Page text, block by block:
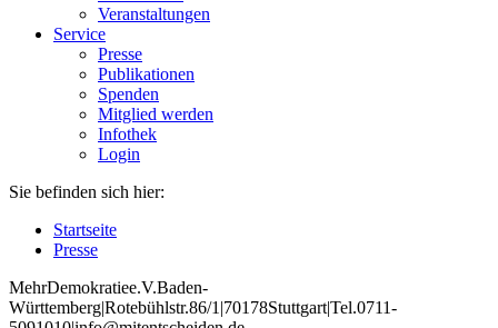
Veranstaltungen
Service
Presse
Publikationen
Spenden
Mitglied werden
Infothek
Login
Sie befinden sich hier:
Startseite
Presse
MehrDemokratiee.V.Baden-
Württemberg|Rotebühlstr.86/1 |70178Stuttgart|Tel.0711-